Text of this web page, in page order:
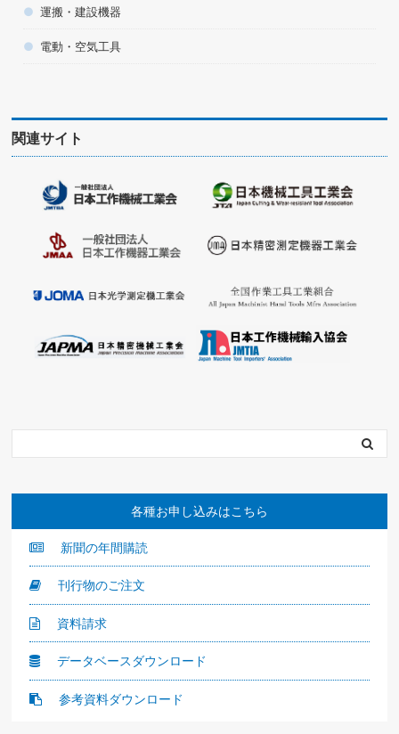
運搬・建設機器
電動・空気工具
関連サイト
各種お申し込みはこちら
新聞の年間購読
刊行物のご注文
資料請求
データベースダウンロード
参考資料ダウンロード